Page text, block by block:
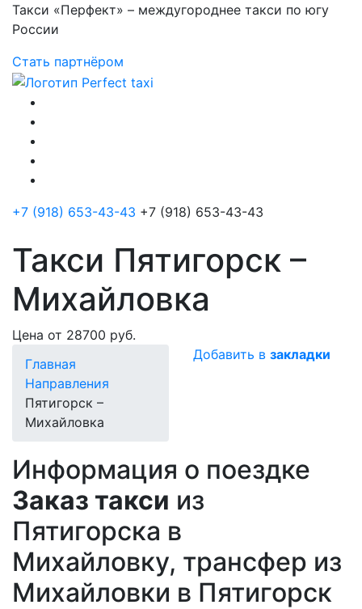
Такси «Перфект» – междугороднее такси по югу
России
Стать партнёром
+7 (918) 653-43-43 +7 (918) 653-43-43
Такси Пятигорск –
Михайловка
Цена от 28700 руб.
Главная
Направления
Пятигорск –
Михайловка
Добавить в закладки
Информация о поездке
Заказ такси из
Пятигорска в
Михайловку, трансфер из
Михайловки в Пятигорск